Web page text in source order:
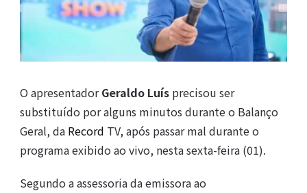
O apresentadorGeraldo Luísprecisou ser
substituído por alguns minutos durante o Balanço
Geral, da Record TV, após passar mal durante o
programa exibido ao vivo, nesta sexta-feira (01).
Segundo a assessoria da emissora ao